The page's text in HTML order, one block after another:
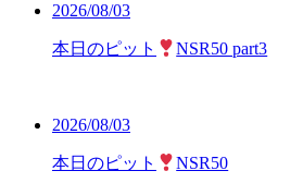
2026/08/03
本日のピット NSR50 part3
2026/08/03
本日のピット NSR50